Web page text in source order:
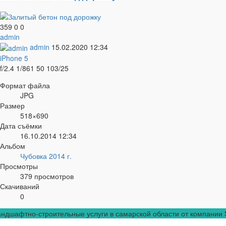
359 0 0
admin
admin 15.02.2020 12:34
iPhone 5
f/2.4 1/861 50 103/25
Формат файла
JPG
Размер
518×690
Дата съёмки
16.10.2014 12:34
Альбом
Чубовка 2014 г.
Просмотры
379 просмотров
Скачиваний
0
строительные услуги в самарской области от компании